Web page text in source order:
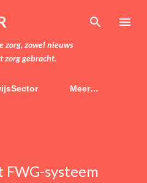
hoofdcontent
zorg, zowel nieuws
zorg gebracht.
Meer…
FWG-systeem